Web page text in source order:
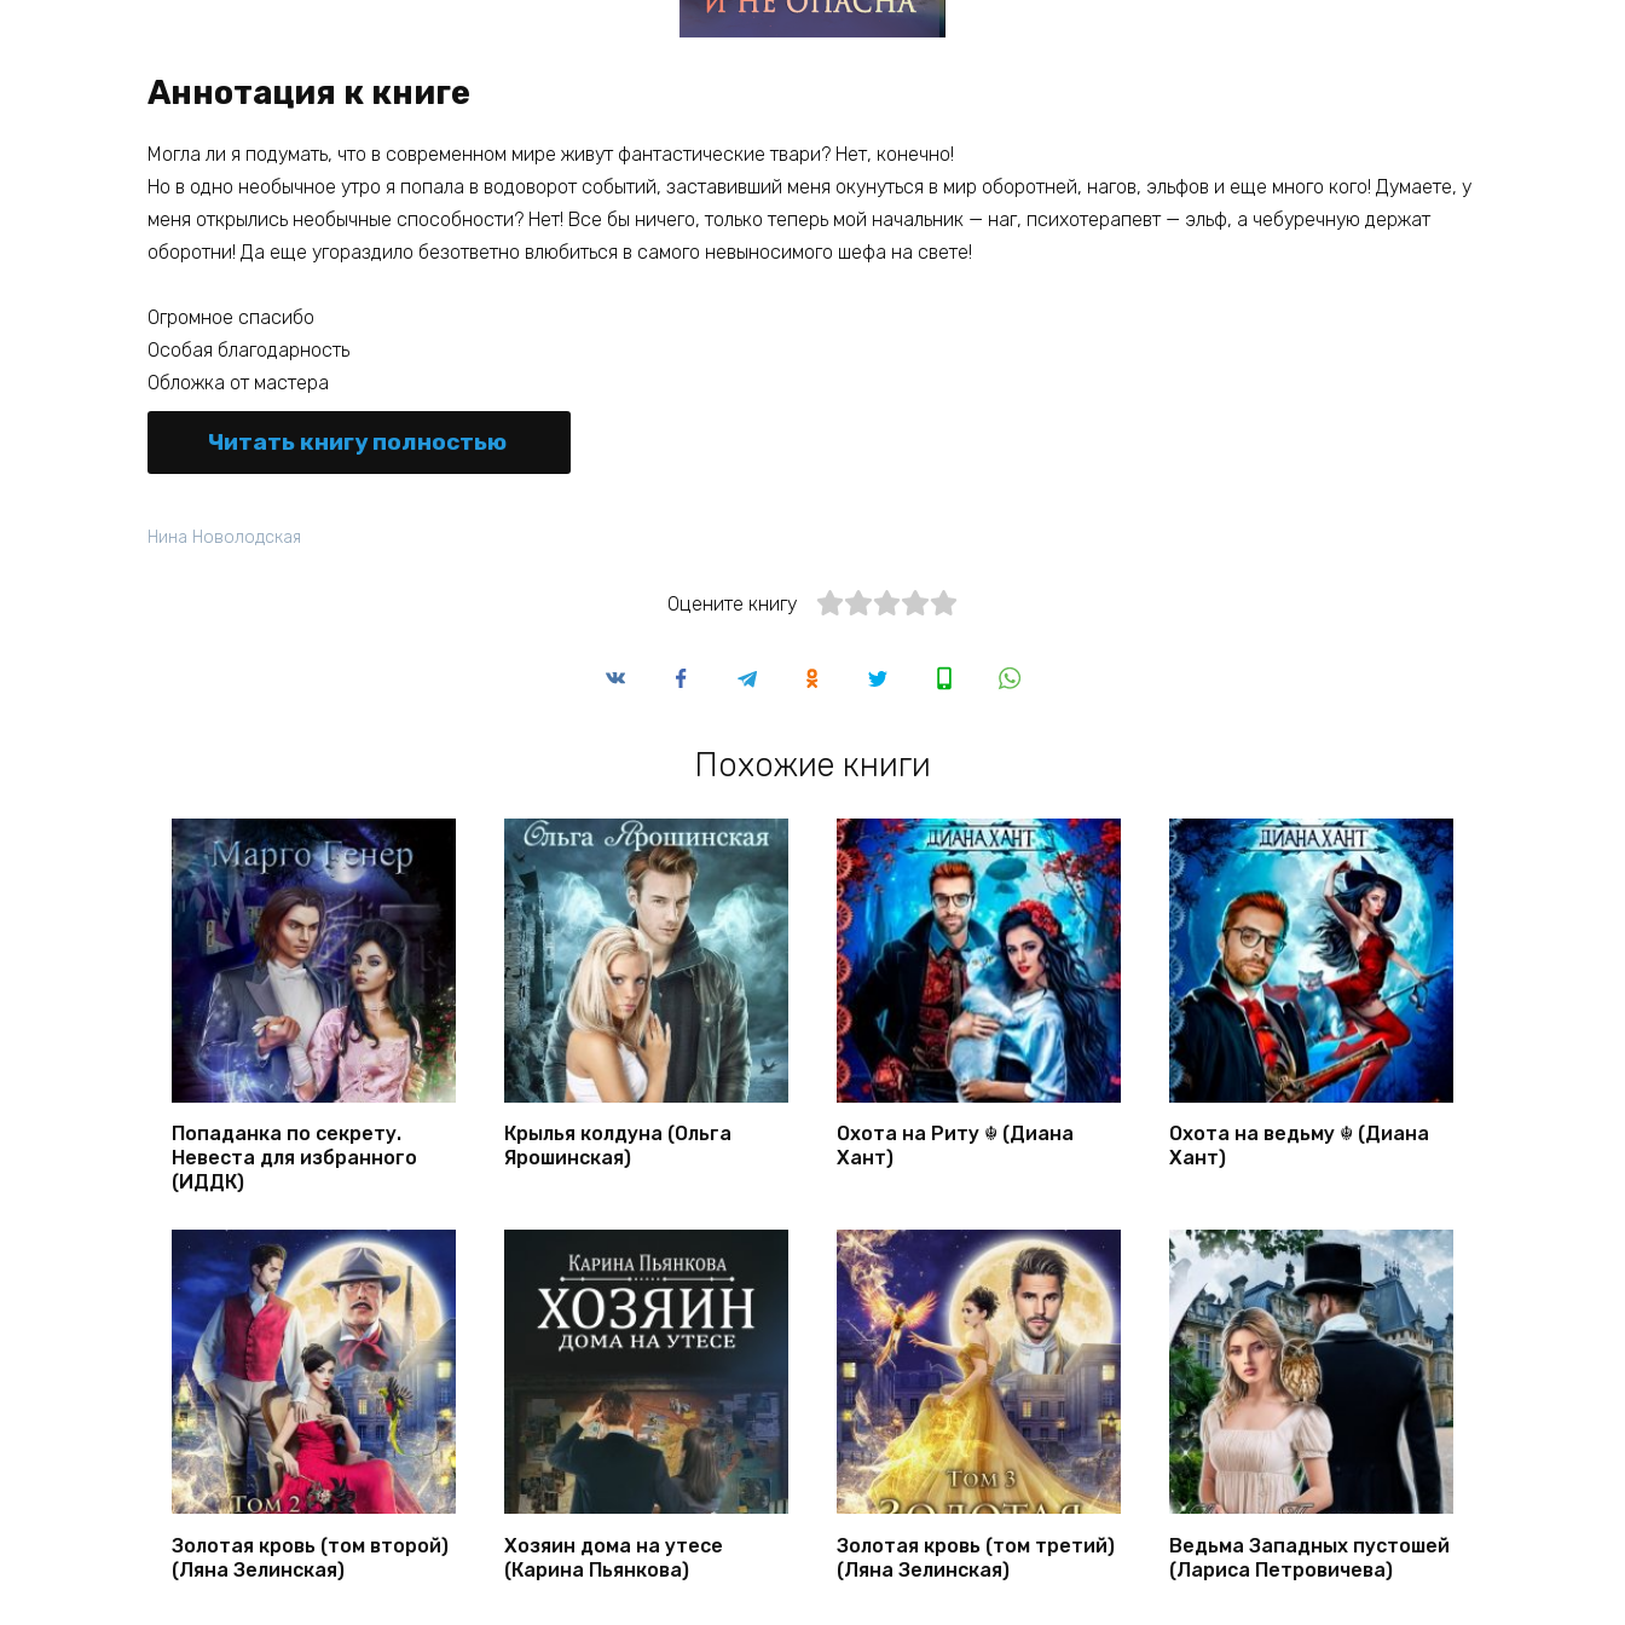
Аннотация к книге
Могла ли я подумать, что в современном мире живут фантастические твари? Нет, конечно!
Но в одно необычное утро я попала в водоворот событий, заставивший меня окунуться в мир оборотней, нагов, эльфов и еще много кого! Думаете, у
меня открылись необычные способности? Нет! Все бы ничего, только теперь мой начальник — наг, психотерапевт — эльф, а чебуречную держат
оборотни! Да еще угораздило безответно влюбиться в самого невыносимого шефа на свете!
Огромное спасибо
Особая благодарность
Обложка от мастера
Читать книгу полностью
Нина Новолодская
Оцените книгу
Похожие книги
Попаданка по секрету.
Невеста для избранного
(ИДДК)
Крылья колдуна (Ольга
Ярошинская)
Охота на Риту ☬ (Диана
Хант)
Охота на ведьму ☬ (Диана
Хант)
Золотая кровь (том второй)
(Ляна Зелинская)
Хозяин дома на утесе
(Карина Пьянкова)
Золотая кровь (том третий)
(Ляна Зелинская)
Ведьма Западных пустошей
(Лариса Петровичева)